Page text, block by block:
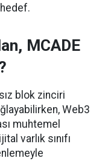
MCADE
blok zinciri
Web3
muhtemel
varlık sınıfı